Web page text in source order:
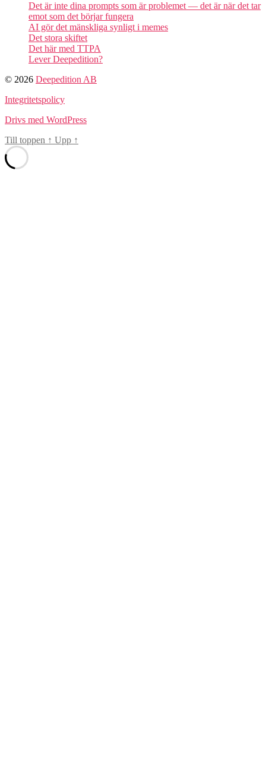
Det är inte dina prompts som är problemet — det är när det tar
emot som det börjar fungera
AI gör det mänskliga synligt i memes
Det stora skiftet
Det här med TTPA
Lever Deepedition?
© 2026 Deepedition AB
Integritetspolicy
Drivs med WordPress
Till toppen ↑ Upp ↑